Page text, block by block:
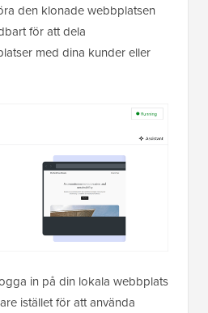
den klonade webbplatsen
för att dela
med dina kunder eller
in på din lokala webbplats
istället för att använda